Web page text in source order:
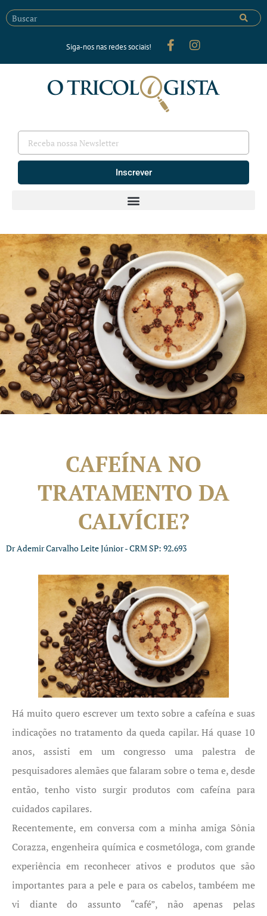
Siga-nos nas redes sociais!
Inscrever
CAFEÍNA NO
TRATAMENTO DA
CALVÍCIE?
Dr Ademir Carvalho Leite Júnior - CRM SP: 92.693
Há muito quero escrever um texto sobre a cafeína e suas
indicações no tratamento da queda capilar. Há quase 10
anos, assisti em um congresso uma palestra de
pesquisadores alemães que falaram sobre o tema e, desde
então, tenho visto surgir produtos com cafeína para
cuidados capilares.
Recentemente, em conversa com a minha amiga Sônia
Corazza, engenheira química e cosmetóloga, com grande
experiência em reconhecer ativos e produtos que são
importantes para a pele e para os cabelos, tambéem me
vi diante do assunto “café”, não apenas pelas